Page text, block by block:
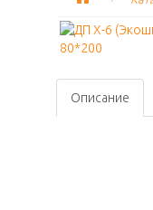
Описание